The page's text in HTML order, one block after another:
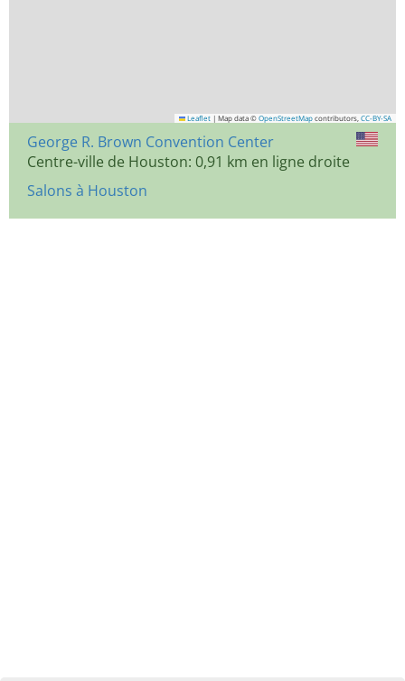
Leaflet | Map data © OpenStreetMap contributors, CC-BY-SA
George R. Brown Convention Center
Centre-ville de Houston: 0,91 km en ligne droite
Salons à Houston